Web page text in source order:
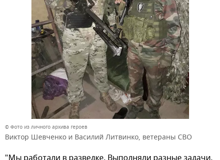
© Фото из личного архива героев
Виктор Шевченко и Василий Литвинко, ветераны СВО